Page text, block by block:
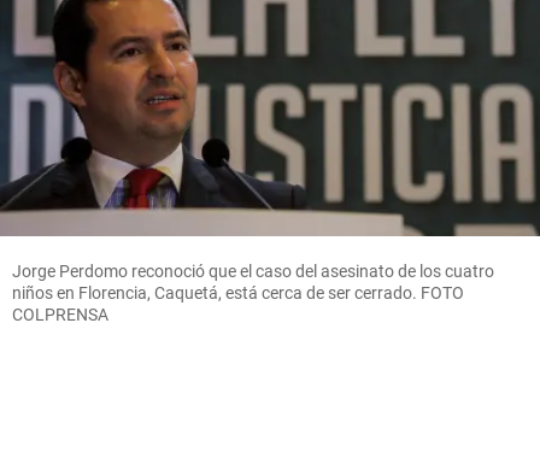
Jorge Perdomo reconoció que el caso del asesinato de los cuatro
niños en Florencia, Caquetá, está cerca de ser cerrado. FOTO
COLPRENSA